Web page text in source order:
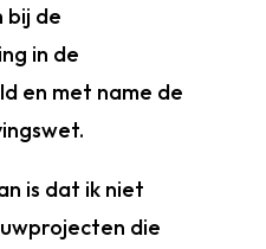
bij de
in de
en met name de
is dat ik niet
die